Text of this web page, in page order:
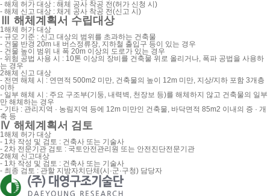
- 해체 허가 대상 : 해체 공사 착공 전(허가 신청 시)
- 해체 신고 대상 : 채게 공사 착공 전(신고 시)
해체계획서 수립대상
1해체 허가 대상
- 규모 기준 : 신고 대상의 범위를 초과하는 건축물
- 건물 반경 20m 내 버스정류장, 지하철 출입구 등이 있는 경우
- 건물 높이 범위 내 폭 20m 이상의 도로가 있는 경우
- 위험 공법 사용 시 : 10톤 이상의 장비를 건축물 위로 올리거나, 폭파 공법을 사용하
는 경우
2해체 신고 대상
- 전면 해체 시 : 연면적 500m2 미만, 건축물의 높이 12m 미만, 지상/지하 포함 3개층
이하
- 일부 해체 시 : 주요 구조부(기둥, 내력벽, 천장보 등)를 해체하지 않고 건축물의 일부
만 해체하는 경우
- 기타 : 관리지역 · 농림지역 등에 12m 미만인 건축물, 바닥면적 85m2 이내의 증 · 개
축 등
Ⅳ 해체계획서 검토
1해체 허가 대상
- 1차 작성 및 검토 : 건축사 또는 기술사
- 2차 전문기관 검토 : 국토안전관리원 또는 안전진단전문기관
2해체 신고대상
- 1차 작성 및 검토 : 건축사 또는 기술사
- 최종 검토 : 관할 지방자치단체(시·군·구청) 담당자